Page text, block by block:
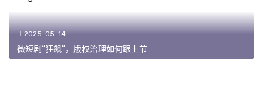
2025-05-14
微短剧“狂飙”，版权治理如何跟上节